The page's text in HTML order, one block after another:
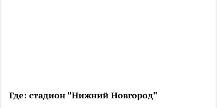
Где: стадион "Нижний Новгород"